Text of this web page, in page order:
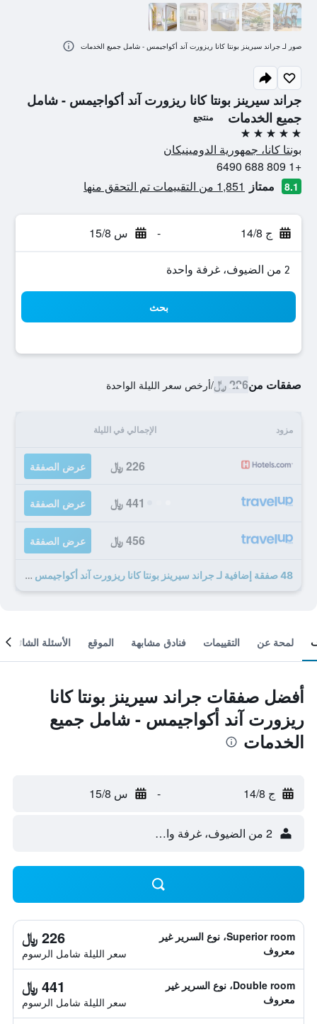
جراند سيرينز بونتا كانا ريزورت آند أكواجيمس - شامل
جميع الخدمات
منتجع
5 نجوم
بونتا كانا، جمهورية الدومينيكان
+1 809 688 6490
8.1 ممتاز 1,851 من التقييمات تم التحقق منها
ج 14/8 - س 15/8
2 من الضيوف، غرفة واحدة
بحث
صفقات من226 ﷼ /أرخص سعر الليلة الواحدة
مزود الإجمالي في الليلة
226 ﷼ عرض الصفقة
441 ﷼ عرض الصفقة
456 ﷼ عرض الصفقة
48 صفقة إضافية لـ جراند سيرينز بونتا كانا ريزورت آند أكواجيمس - شامل جميع الخدمات
صور لـ جراند سيرينز بونتا كانا ريزورت آند أكواجيمس - شامل جميع الخدمات
لمحة عن التقييمات فنادق مشابهة الموقع الأسئلة الشائعة
أفضل صفقات جراند سيرينز بونتا كانا
ريزورت آند أكواجيمس - شامل جميع
الخدمات
ج 14/8 - س 15/8
2 من الضيوف، غرفة واحدة
Superior room، نوع السرير غير
معروف
226 ﷼
سعر الليلة شامل الرسوم
Double room، نوع السرير غير
معروف
441 ﷼
سعر الليلة شامل الرسوم